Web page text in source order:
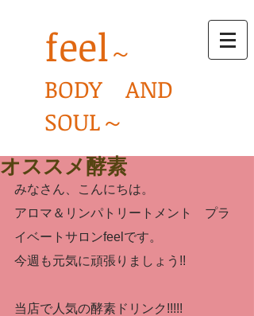
feel～
BODY AND
SOUL～
オススメ酵素
みなさん、こんにちは。
アロマ＆リンパトリートメント　プラ
イベートサロンfeelです。
今週も元気に頑張りましょう!!
当店で人気の酵素ドリンク!!!!!